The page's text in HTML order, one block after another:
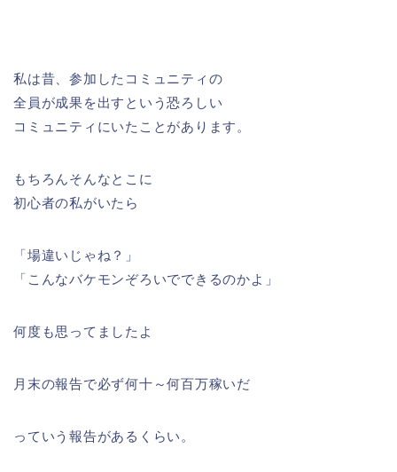
私は昔、参加したコミュニティの
全員が成果を出すという恐ろしい
コミュニティにいたことがあります。
もちろんそんなとこに
初心者の私がいたら
「場違いじゃね？」
「こんなバケモンぞろいでできるのかよ」
何度も思ってましたよ
月末の報告で必ず何十～何百万稼いだ
っていう報告があるくらい。